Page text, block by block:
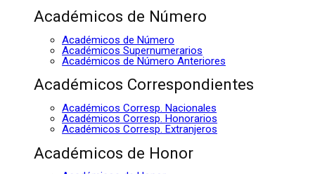
Académicos de Número
Académicos de Número
Académicos Supernumerarios
Académicos de Número Anteriores
Académicos Correspondientes
Académicos Corresp. Nacionales
Académicos Corresp. Honorarios
Académicos Corresp. Extranjeros
Académicos de Honor